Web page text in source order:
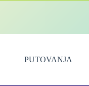
PUTOVANJA